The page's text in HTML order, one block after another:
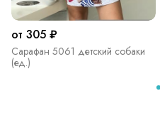
от 305 ₽
Сарафан 5061 детский собаки
(ед.)